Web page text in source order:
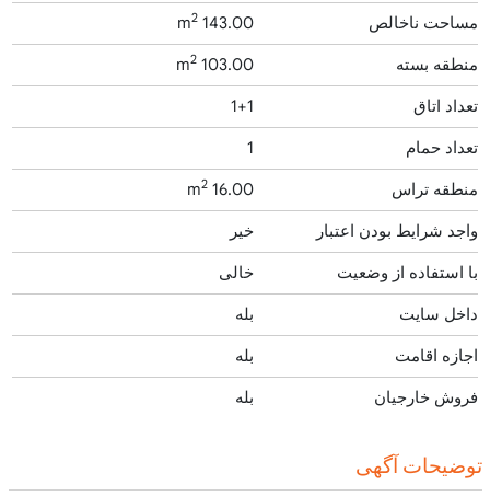
مساحت ناخالص 143.00 m
2
منطقه بسته 103.00 m
2
تعداد اتاق 1+1
تعداد حمام 1
منطقه تراس 16.00 m
2
واجد شرایط بودن اعتبار خیر
با استفاده از وضعیت خالی
داخل سایت بله
اجازه اقامت بله
فروش خارجیان بله
توضیحات آگهی